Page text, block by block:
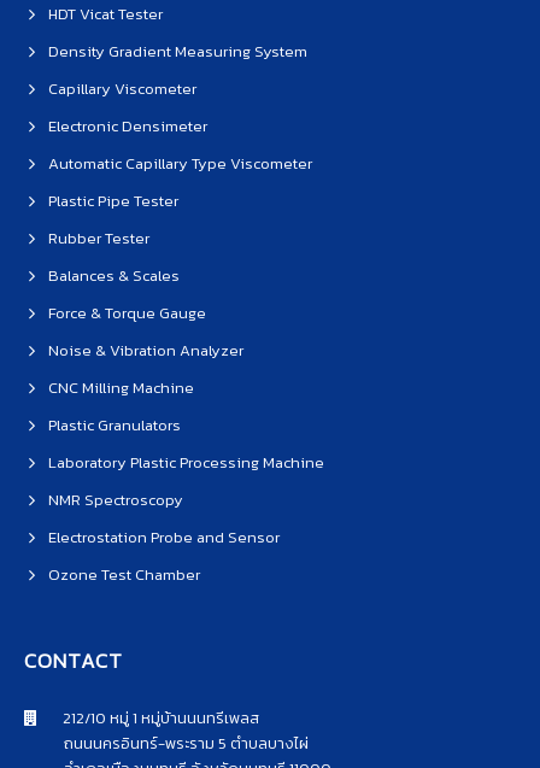
HDT Vicat Tester
Density Gradient Measuring System
Capillary Viscometer
Electronic Densimeter
Automatic Capillary Type Viscometer
Plastic Pipe Tester
Rubber Tester
Balances & Scales
Force & Torque Gauge
Noise & Vibration Analyzer
CNC Milling Machine
Plastic Granulators
Laboratory Plastic Processing Machine
NMR Spectroscopy
Electrostation Probe and Sensor
Ozone Test Chamber
CONTACT
212/10 หมู่ 1 หมู่บ้านนนทรีเพลส
ถนนนครอินทร์-พระราม 5 ตำบลบางไผ่